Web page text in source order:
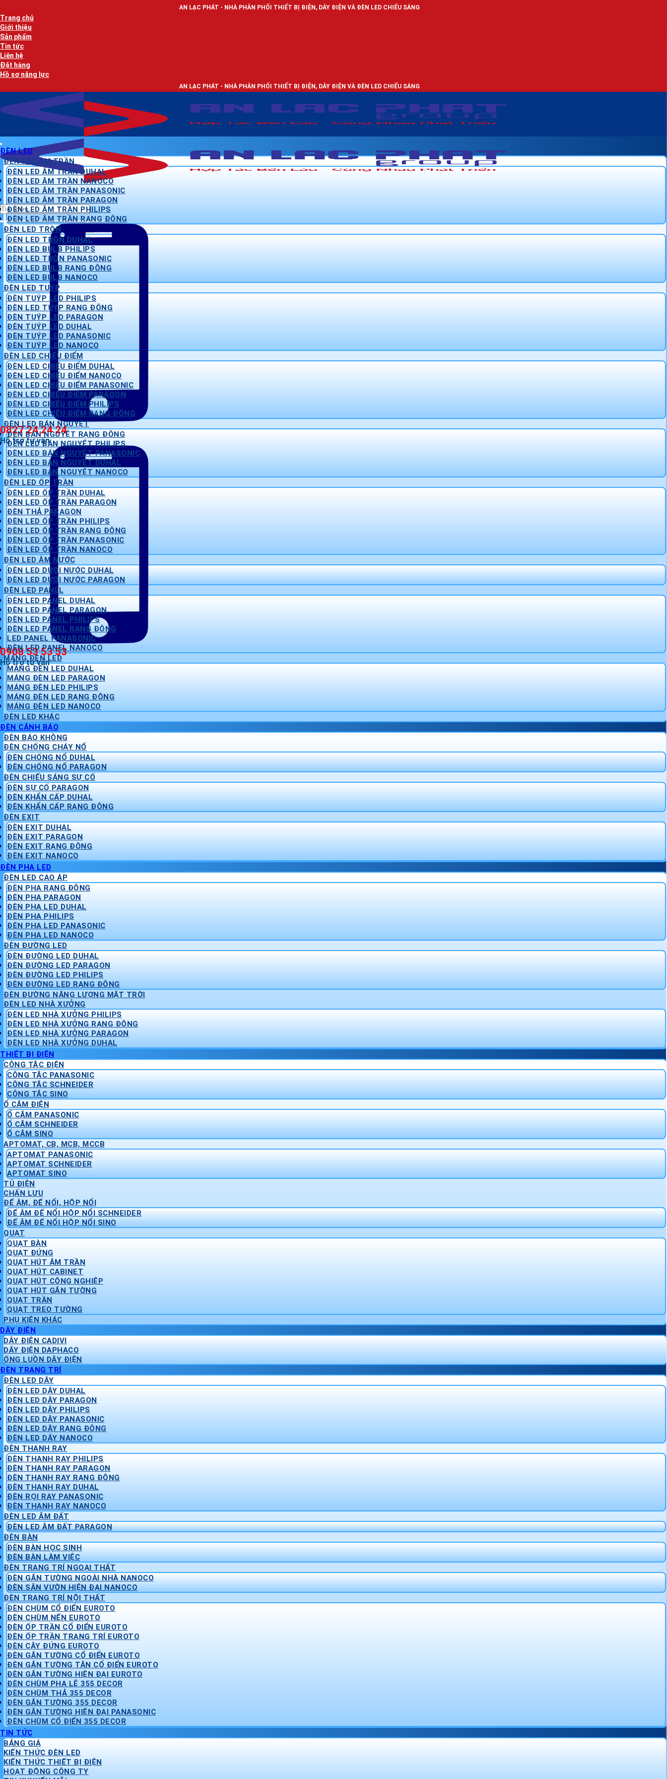
qua
nội
dung
AN LẠC PHÁT - NHÀ PHÂN PHỐI THIẾT BỊ ĐIỆN, DÂY ĐIỆN VÀ ĐÈN LED CHIẾU SÁNG
Trang chủ
Giới thiệu
Sản phẩm
Tin tức
Liên hệ
Đặt hàng
Hồ sơ năng lực
AN LẠC PHÁT - NHÀ PHÂN PHỐI THIẾT BỊ ĐIỆN, DÂY ĐIỆN VÀ ĐÈN LED CHIẾU SÁNG
Tìm
kiếm:
0827 24 24 24
Hỗ trợ tư vấn
0908 53 53 53
Hỗ trợ tư vấn
ĐÈN LED
ĐÈN LED ÂM TRẦN
ĐÈN LED ÂM TRẦN DUHAL
ĐÈN LED ÂM TRẦN NANOCO
ĐÈN LED ÂM TRẦN PANASONIC
ĐÈN LED ÂM TRẦN PARAGON
ĐÈN LED ÂM TRẦN PHILIPS
ĐÈN LED ÂM TRẦN RẠNG ĐÔNG
ĐÈN LED TRÒN
ĐÈN LED TRÒN DUHAL
ĐÈN LED BULB PHILIPS
ĐÈN LED TRÒN PANASONIC
ĐÈN LED BULB RẠNG ĐÔNG
ĐÈN LED BULB NANOCO
ĐÈN LED TUÝP
ĐÈN TUÝP LED PHILIPS
ĐÈN LED TUÝP RẠNG ĐÔNG
ĐÈN TUÝP LED PARAGON
ĐÈN TUÝP LED DUHAL
ĐÈN TUÝP LED PANASONIC
ĐÈN TUÝP LED NANOCO
ĐÈN LED CHIẾU ĐIỂM
ĐÈN LED CHIẾU ĐIỂM DUHAL
ĐÈN LED CHIẾU ĐIỂM NANOCO
ĐÈN LED CHIẾU ĐIỂM PANASONIC
ĐÈN LED CHIẾU ĐIỂM PARAGON
ĐÈN LED CHIẾU ĐIỂM PHILIPS
ĐÈN LED CHIẾU ĐIỂM RẠNG ĐÔNG
ĐÈN LED BÁN NGUYỆT
ĐÈN BÁN NGUYỆT RẠNG ĐÔNG
ĐÈN LED BÁN NGUYỆT PHILIPS
ĐÈN LED BÁN NGUYỆT PANASONIC
ĐÈN LED BÁN NGUYỆT DUHAL
ĐÈN LED BÁN NGUYỆT NANOCO
ĐÈN LED ỐP TRẦN
ĐÈN LED ỐP TRẦN DUHAL
ĐÈN LED ỐP TRẦN PARAGON
ĐÈN THẢ PARAGON
ĐÈN LED ỐP TRẦN PHILIPS
ĐÈN LED ỐP TRẦN RẠNG ĐÔNG
ĐÈN LED ỐP TRẦN PANASONIC
ĐÈN LED ỐP TRẦN NANOCO
ĐÈN LED ÂM NƯỚC
ĐÈN LED DƯỚI NƯỚC DUHAL
ĐÈN LED DƯỚI NƯỚC PARAGON
ĐÈN LED PANEL
ĐÈN LED PANEL DUHAL
ĐÈN LED PANEL PARAGON
ĐÈN LED PANEL PHILIPS
ĐÈN LED PANEL RẠNG ĐÔNG
LED PANEL PANASONIC
ĐÈN LED PANEL NANOCO
MÁNG ĐÈN LED
MÁNG ĐÈN LED DUHAL
MÁNG ĐÈN LED PARAGON
MÁNG ĐÈN LED PHILIPS
MÁNG ĐÈN LED RẠNG ĐÔNG
MÁNG ĐÈN LED NANOCO
ĐÈN LED KHÁC
ĐÈN CẢNH BÁO
ĐÈN BÁO KHÔNG
ĐÈN CHỐNG CHÁY NỔ
ĐÈN CHỐNG NỔ DUHAL
ĐÈN CHỐNG NỔ PARAGON
ĐÈN CHIẾU SÁNG SỰ CỐ
ĐÈN SỰ CỐ PARAGON
ĐÈN KHẨN CẤP DUHAL
ĐÈN KHẨN CẤP RẠNG ĐÔNG
ĐÈN EXIT
ĐÈN EXIT DUHAL
ĐÈN EXIT PARAGON
ĐÈN EXIT RẠNG ĐÔNG
ĐÈN EXIT NANOCO
ĐÈN PHA LED
ĐÈN LED CAO ÁP
ĐÈN PHA RẠNG ĐÔNG
ĐÈN PHA PARAGON
ĐÈN PHA LED DUHAL
ĐÈN PHA PHILIPS
ĐÈN PHA LED PANASONIC
ĐÈN PHA LED NANOCO
ĐÈN ĐƯỜNG LED
ĐÈN ĐƯỜNG LED DUHAL
ĐÈN ĐƯỜNG LED PARAGON
ĐÈN ĐƯỜNG LED PHILIPS
ĐÈN ĐƯỜNG LED RẠNG ĐÔNG
ĐÈN ĐƯỜNG NĂNG LƯỢNG MẶT TRỜI
ĐÈN LED NHÀ XƯỞNG
ĐÈN LED NHÀ XƯỞNG PHILIPS
ĐÈN LED NHÀ XƯỞNG RẠNG ĐÔNG
ĐÈN LED NHÀ XƯỞNG PARAGON
ĐÈN LED NHÀ XƯỞNG DUHAL
THIẾT BỊ ĐIỆN
CÔNG TẮC ĐIỆN
CÔNG TẮC PANASONIC
CÔNG TẮC SCHNEIDER
CÔNG TẮC SINO
Ổ CẮM ĐIỆN
Ổ CẮM PANASONIC
Ổ CẮM SCHNEIDER
Ổ CẮM SINO
APTOMAT, CB, MCB, MCCB
APTOMAT PANASONIC
APTOMAT SCHNEIDER
APTOMAT SINO
TỦ ĐIỆN
CHẤN LƯU
ĐẾ ÂM, ĐẾ NỔI, HỘP NỔI
ĐẾ ÂM ĐẾ NỔI HỘP NỔI SCHNEIDER
ĐẾ ÂM ĐẾ NỔI HỘP NỔI SINO
QUẠT
QUẠT BÀN
QUẠT ĐỨNG
QUẠT HÚT ÂM TRẦN
QUẠT HÚT CABINET
QUẠT HÚT CÔNG NGHIỆP
QUẠT HÚT GẮN TƯỜNG
QUẠT TRẦN
QUẠT TREO TƯỜNG
PHỤ KIỆN KHÁC
DÂY ĐIỆN
DÂY ĐIỆN CADIVI
DÂY ĐIỆN DAPHACO
ỐNG LUỒN DÂY ĐIỆN
ĐÈN TRANG TRÍ
ĐÈN LED DÂY
ĐÈN LED DÂY DUHAL
ĐÈN LED DÂY PARAGON
ĐÈN LED DÂY PHILIPS
ĐÈN LED DÂY PANASONIC
ĐÈN LED DÂY RẠNG ĐÔNG
ĐÈN LED DÂY NANOCO
ĐÈN THANH RAY
ĐÈN THANH RAY PHILIPS
ĐÈN THANH RAY PARAGON
ĐÈN THANH RAY RẠNG ĐÔNG
ĐÈN THANH RAY DUHAL
ĐÈN RỌI RAY PANASONIC
ĐÈN THANH RAY NANOCO
ĐÈN LED ÂM ĐẤT
ĐÈN LED ÂM ĐẤT PARAGON
ĐÈN BÀN
ĐÈN BÀN HỌC SINH
ĐÈN BÀN LÀM VIỆC
ĐÈN TRANG TRÍ NGOẠI THẤT
ĐÈN GẮN TƯỜNG NGOÀI NHÀ NANOCO
ĐÈN SÂN VƯỜN HIỆN ĐẠI NANOCO
ĐÈN TRANG TRÍ NỘI THẤT
ĐÈN CHÙM CỔ ĐIỂN EUROTO
ĐÈN CHÙM NẾN EUROTO
ĐÈN ỐP TRẦN CỔ ĐIỂN EUROTO
ĐÈN ỐP TRẦN TRANG TRÍ EUROTO
ĐÈN CÂY ĐỨNG EUROTO
ĐÈN GẮN TƯỜNG CỔ ĐIỂN EUROTO
ĐÈN GẮN TƯỜNG TÂN CỔ ĐIỂN EUROTO
ĐÈN GẮN TƯỜNG HIỆN ĐẠI EUROTO
ĐÈN CHÙM PHA LÊ 355 DECOR
ĐÈN CHÙM THẢ 355 DECOR
ĐÈN GẮN TƯỜNG 355 DECOR
ĐÈN GẮN TƯỜNG HIỆN ĐẠI PANASONIC
ĐÈN CHÙM CỔ ĐIỂN 355 DECOR
TIN TỨC
BẢNG GIÁ
KIẾN THỨC ĐÈN LED
KIẾN THỨC THIẾT BỊ ĐIỆN
HOẠT ĐỘNG CÔNG TY